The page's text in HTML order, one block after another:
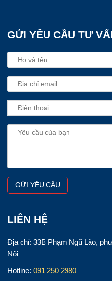
GỬI YÊU CẦU TƯ
LIÊN HỆ
Địa chỉ: 33B Phạm Ngũ Lão,
Nội
Hotline: 091 250 2980